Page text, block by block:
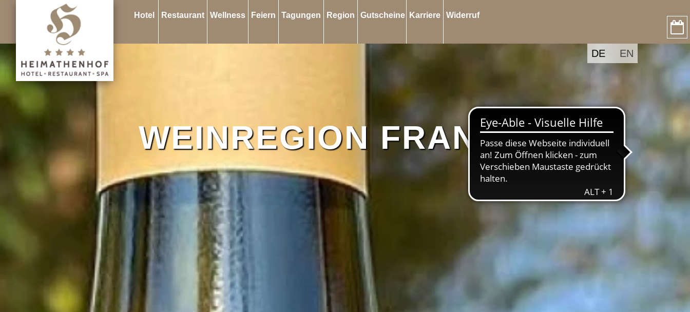
Hotel Restaurant Wellness Feiern Tagungen Region Gutscheine Karriere Widerruf
DE EN
WEINREGION FRANKEN